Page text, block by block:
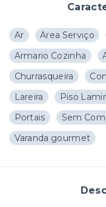
Ar Area Serviço
Armario Cozinha
Churrasqueira
Lareira
Piso
Portais
Sem
Varanda gourmet